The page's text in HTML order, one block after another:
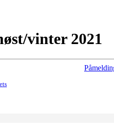
vinter 2021